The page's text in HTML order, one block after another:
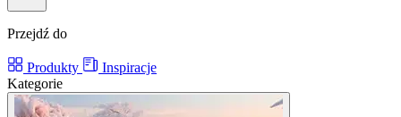
Przejdź do
Produkty
Inspiracje
Kategorie